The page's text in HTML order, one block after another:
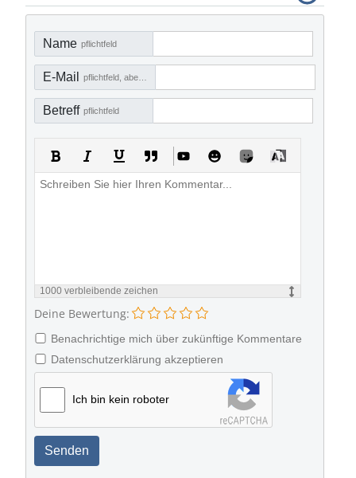
Name pflichtfeld
E-Mail
Betreff pflichtfeld
1000 verbleibende zeichen
Deine Bewertung:
Benachrichtige mich über zukünftige Kommentare
Datenschutzerklärung akzeptieren
Ich bin kein roboter
Senden